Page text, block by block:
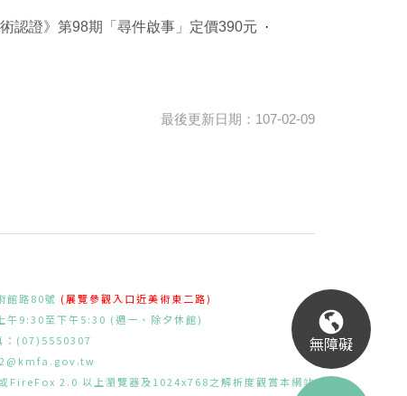
認證》第98期「尋件啟事」定價390元
最後更新日期：107-02-09
館路80號 (展覽參觀入口近美術東二路)
午9:30至下午5:30 (週一、除夕休館)
：(07)5550307
FireFox 2.0 以上瀏覽器及1024x768之解析度觀賞本網站
無障礙